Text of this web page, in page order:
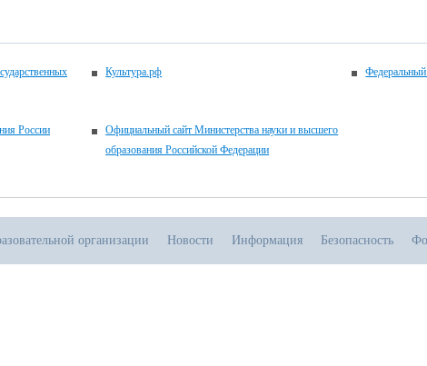
Культура.рф Федеральный
России
Официальный сайт Министерства науки и высшего
образования Российской Федерации
организации Новости Информация Безопасность